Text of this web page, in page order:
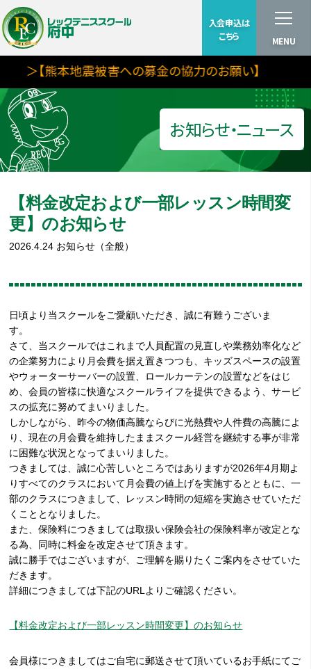
入会申込は
こちら
MENU
＞【熊本地震被害への募金の協力のお願い】
お知らせ・ニュース
【料金改定および一部レッスン時間変
更】のお知らせ
2026.4.24 お知らせ（全般）
日頃より当スクールをご愛顧いただき、誠に有難うございま
す。
さて、当スクールではこれまで人員配置の見直しや業務効率化など
の企業努力により月会費を据え置きつつも、キッズスペースの設置
やウォーターサーバーの設置、ロールカーテンの設置などをはじ
め、会員の皆様に快適なスクールライフを提供できるよう、サービ
スの拡充に努めてまいりました。
しかしながら、昨今の物価高騰ならびに光熱費や人件費の高騰によ
り、現在の月会費を維持したままスクール経営を継続する事が非常
に困難な状況となってまいりました。
つきましては、誠に心苦しいところではありますが2026年4月期よ
りすべてのクラスにおいて月会費の値上げを実施するとともに、一
部のクラスにつきまして、レッスン時間の短縮を実施させていただ
くこととなりました。
また、保険料につきましては取扱い保険会社の保険料率が改定とな
る為、同時に料金を改定させて頂きます。
誠に勝手ではございますが、ご理解を賜りたくご案内をさせていた
だきます。
詳細につきましては下記のURLよりご確認ください。
【料金改定および一部レッスン時間変更】のお知らせ
会員様につきましてはご自宅に郵送させて頂いているお手紙にてご